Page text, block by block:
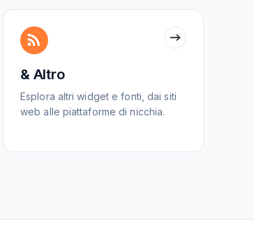
& Altro
Esplora altri widget e fonti, dai siti
web alle piattaforme di nicchia.